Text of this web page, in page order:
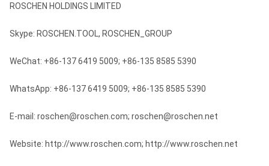
ROSCHEN HOLDINGS LIMITED
Skype: ROSCHEN.TOOL, ROSCHEN_GROUP
WeChat: +86-137 6419 5009; +86-135 8585 5390
WhatsApp: +86-137 6419 5009; +86-135 8585 5390
E-mail: roschen@roschen.com; roschen@roschen.net
Website: http://www.roschen.com; http://www.roschen.net